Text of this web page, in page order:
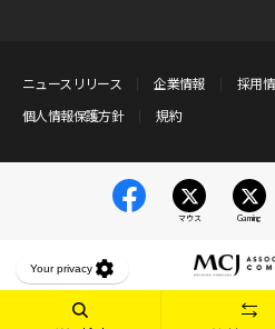
ニュースリリース 企業情報
採用
個人情報保護方針
規約
マウス Gaming